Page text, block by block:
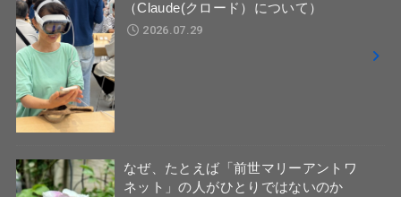
（Claude(クロード）について）
2026.07.29
なぜ、たとえば「前世マリーアントワ
ネット」の人がひとりではないのか